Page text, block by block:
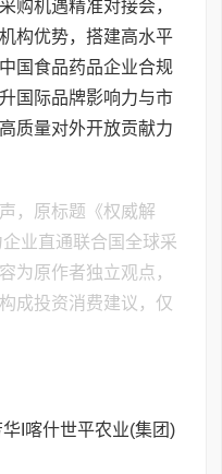
购机遇精准对接会，
构优势，搭建高水平
国食品药品企业合规
国际品牌影响力与市
质量对外开放贡献力
，原标题《权威解
业直通联合国全球采
为原作者独立观点，
成投资消费建议，仅
I喀什世平农业(集团)